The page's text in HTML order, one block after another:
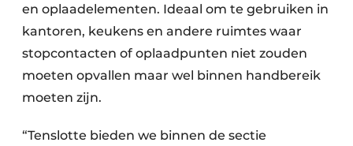
en oplaadelementen. Ideaal om te gebruiken in
kantoren, keukens en andere ruimtes waar
stopcontacten of oplaadpunten niet zouden
moeten opvallen maar wel binnen handbereik
moeten zijn.
“Tenslotte bieden we binnen de sectie